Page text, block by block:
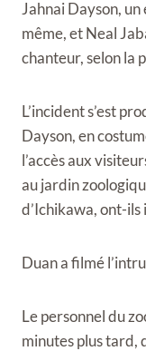
Jahnai Dayson,
même, et Neal
chanteur, selon la
L’incident s’est
Dayson, en
l’accès aux
au jardin
d’Ichikawa, ont-ils
Duan a filmé
Le personnel du
minutes plus tard,